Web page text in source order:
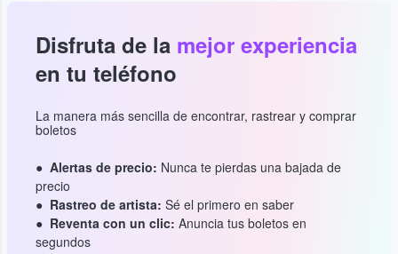
Disfruta de la mejor experiencia
en tu teléfono
La manera más sencilla de encontrar, rastrear y comprar
boletos
Alertas de precio: Nunca te pierdas una bajada de
precio
Rastreo de artista: Sé el primero en saber
Reventa con un clic: Anuncia tus boletos en
segundos